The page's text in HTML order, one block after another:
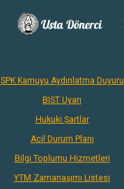
SPK Kamuyu Aydınlatma Duyuru
BIST Uyarı
Hukuki Şartlar
Acil Durum Planı
Bilgi Toplumu Hizmetleri
YTM Zamanaşımı Listesi